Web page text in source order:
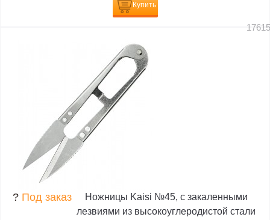
Купить
? Под заказ
Ножницы Kaisi №45, с закаленными
лезвиями из высокоуглеродистой стали